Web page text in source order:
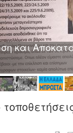
στη
Δασικών